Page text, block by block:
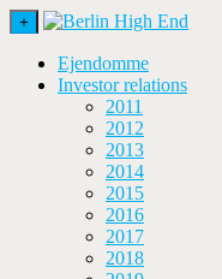
+
Ejendomme
Investor relations
2011
2012
2013
2014
2015
2016
2017
2018